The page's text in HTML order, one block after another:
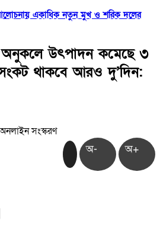
একাধিক নতুন মুখ ও শরিক দলের
অনুকলে উৎপাদন কমেছে ৩
থাকবে আরও দু’দিন:
অনলাইন সংস্করণ
অ- অ+